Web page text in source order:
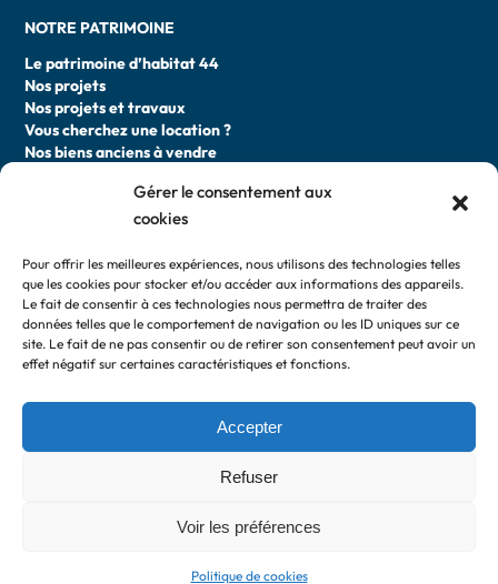
Gérer le consentement aux
cookies
Pour offrir les meilleures expériences, nous utilisons des technologies telles
que les cookies pour stocker et/ou accéder aux informations des appareils.
Le fait de consentir à ces technologies nous permettra de traiter des
données telles que le comportement de navigation ou les ID uniques sur ce
site. Le fait de ne pas consentir ou de retirer son consentement peut avoir un
effet négatif sur certaines caractéristiques et fonctions.
Accepter
Refuser
Voir les préférences
Politique de cookies
NOTRE PATRIMOINE
Le patrimoine d’habitat 44
Nos projets
Nos projets et travaux
Vous cherchez une location ?
Nos biens anciens à vendre
DEVENIR LOCATAIRE
Les attributions de logement
Vous cherchez une location ?
ESPACE LOCATAIRE
Paiement en ligne
Changer de logement